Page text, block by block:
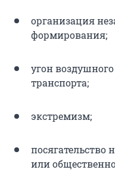
организация
формирования;
угон
транспорта;
экстремизм;
посягательство
или